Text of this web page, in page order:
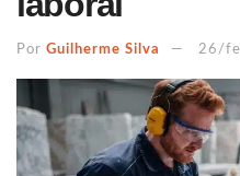
Por Guilherme Silva 26/